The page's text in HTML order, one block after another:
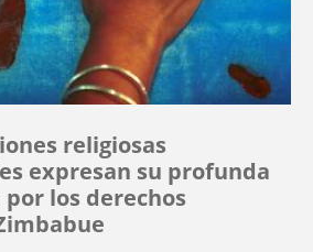
religiosas
expresan su profunda
los derechos